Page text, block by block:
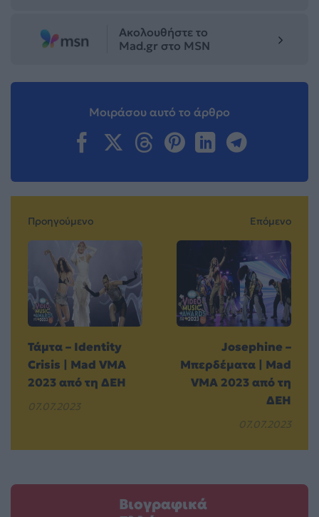
Ακολουθήστε το
Mad.gr στο MSN
Μοιράσου αυτό το άρθρο
Προηγούμενο
Τάμτα – Identity
Crisis | Mad VMA
2023 από τη ΔΕΗ
07.07.2023
Επόμενο
Josephine –
Μπερδέματα | Mad
VMA 2023 από τη
ΔΕΗ
07.07.2023
Βιογραφικά